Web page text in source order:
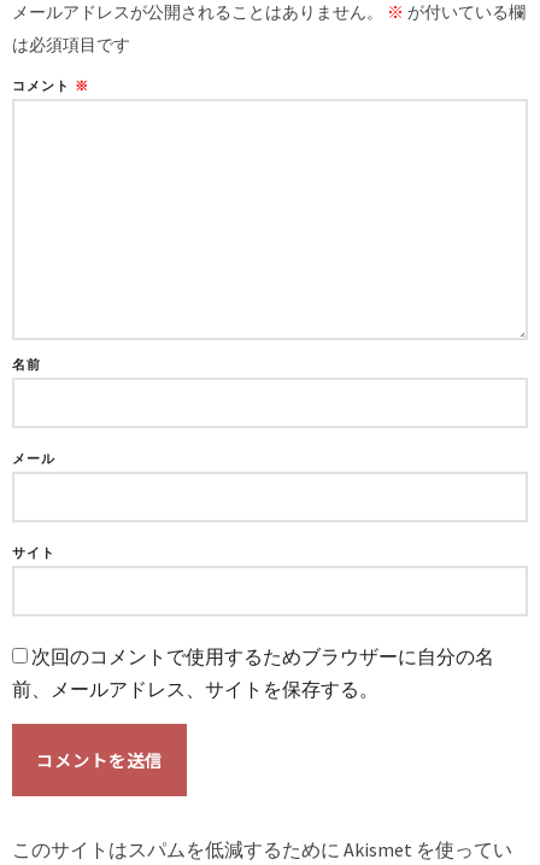
メールアドレスが公開されることはありません。 ※ が付いている欄
は必須項目です
コメント ※
名前
メール
サイト
次回のコメントで使用するためブラウザーに自分の名
前、メールアドレス、サイトを保存する。
このサイトはスパムを低減するために Akismet を使ってい